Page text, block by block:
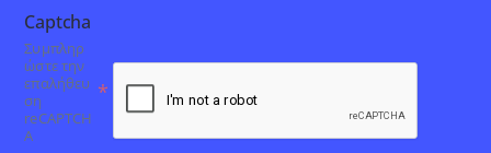
Captcha
Συμπληρ
ώστε την
επαλήθευ
ση
reCAPTCH
A